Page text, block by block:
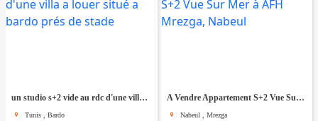
un studio s+2 vide au rdc d'une villa a louer situé a bardo prés de stade
Tunis , Bardo
A Vendre Appartement S+2 Vue Sur Mer à AFH Mrezga, Nabeul
Nabeul , Mrezga